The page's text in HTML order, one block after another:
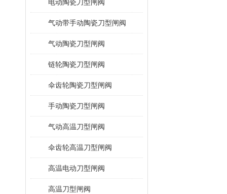
电动陶瓷刀型闸阀
气动带手动陶瓷刀型闸阀
气动陶瓷刀型闸阀
链轮陶瓷刀型闸阀
伞齿轮陶瓷刀型闸阀
手动陶瓷刀型闸阀
气动高温刀型闸阀
伞齿轮高温刀型闸阀
高温电动刀型闸阀
高温刀型闸阀